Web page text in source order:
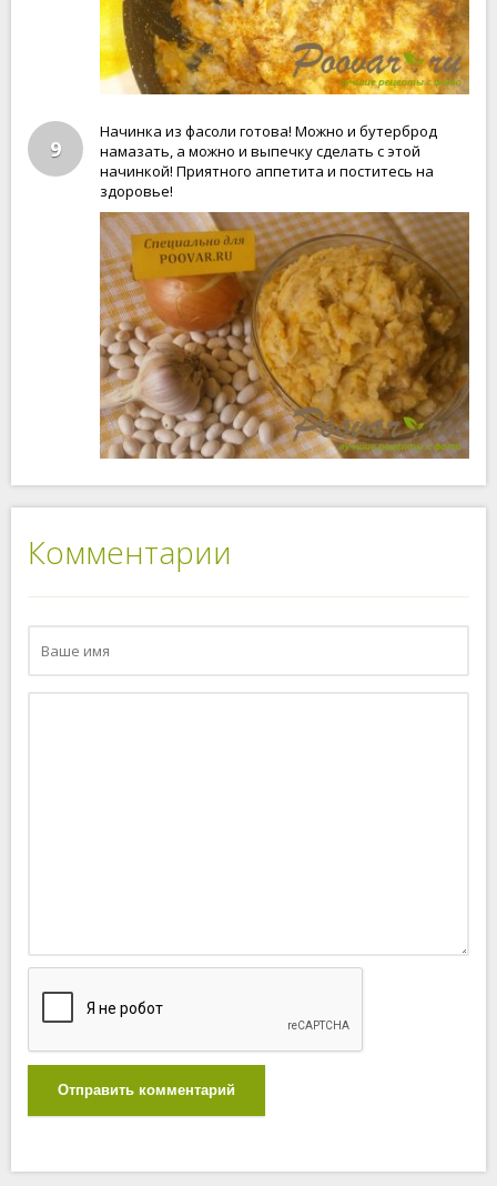
9
Начинка из фасоли готова! Можно и бутерброд
намазать, а можно и выпечку сделать с этой
начинкой! Приятного аппетита и поститесь на
здоровье!
Комментарии
Отправить комментарий